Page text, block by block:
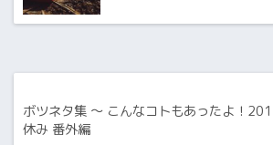
ボツネタ集 ～ こんなコトもあったよ！
休み 番外編